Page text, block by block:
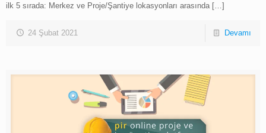
ilk 5 sırada: Merkez ve Proje/Şantiye lokasyonları arasında[…]
24 Şubat 2021 Devamı